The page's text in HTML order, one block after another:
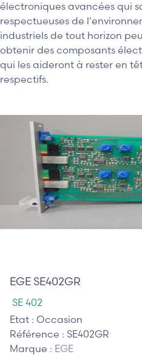
électroniques avancées qui
respectueuses de
industriels de tout horizon
obtenir des composants
qui les aideront à rester en
respectifs.
EGE SE402GR
SE 402
Etat : Occasion
Référence : SE402GR
Marque : EGE